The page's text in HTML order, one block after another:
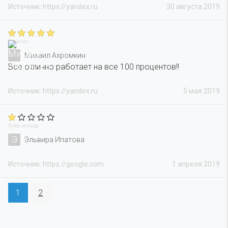
30 августа 2019
Источник: https://yandex.ru
Отлично
Михаил Ахромкин
Все отлично работает на все 100 процентов!!
5 мая 2019
Источник: https://yandex.ru
Хуже не куда
Э Эльвира Ипатова
1 апреля 2019
Источник: https://google.com
1 2